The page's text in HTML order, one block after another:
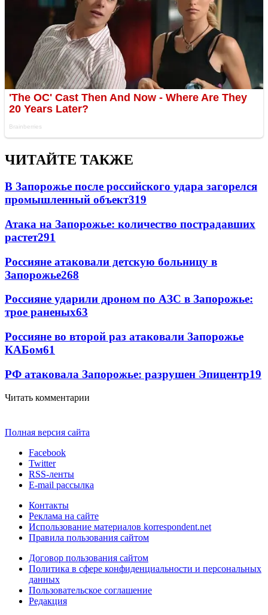
ЧИТАЙТЕ ТАКЖЕ
В Запорожье после российского удара загорелся
промышленный объект319
Атака на Запорожье: количество пострадавших
растет291
Россияне атаковали детскую больницу в
Запорожье268
Россияне ударили дроном по АЗС в Запорожье:
трое раненых63
Россияне во второй раз атаковали Запорожье
КАБом61
РФ атаковала Запорожье: разрушен Эпицентр19
Читать комментарии
Полная версия сайта
Facebook
Twitter
RSS-ленты
E-mail рассылка
Контакты
Реклама на сайте
Использование материалов korrespondent.net
Правила пользования сайтом
Договор пользования сайтом
Политика в сфере конфиденциальности и персональных
данных
Пользовательское соглашение
Редакция